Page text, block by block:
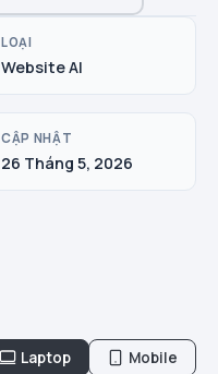
LOẠI
Website AI
CẬP NHẬT
26 Tháng 5, 2026
Laptop Mobile